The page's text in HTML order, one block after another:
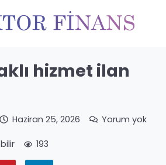
hizmet ilan
Haziran 25, 2026 Yorum yok
193